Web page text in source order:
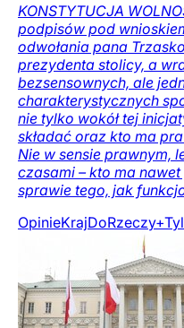
KONSTYTUCJA
podpisów pod
odwołania pana
prezydenta stolicy, a
bezsensownych, ale
charakterystycznych
nie tylko wokół tej
składać oraz kto ma
Nie w sensie prawnym,
czasami – kto ma
sprawie tego, jak
OpinieKrajDoRzeczy+